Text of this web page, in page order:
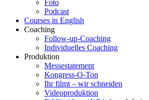
Foto
Podcast
Courses in English
Coaching
Follow-up-Coaching
Individuelles Coaching
Produktion
Messestatement
Kongress-O-Ton
Ihr filmt – wir schneiden
Videoproduktion